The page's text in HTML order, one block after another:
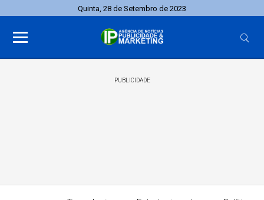
Quinta, 28 de Setembro de 2023
PUBLICIDADE